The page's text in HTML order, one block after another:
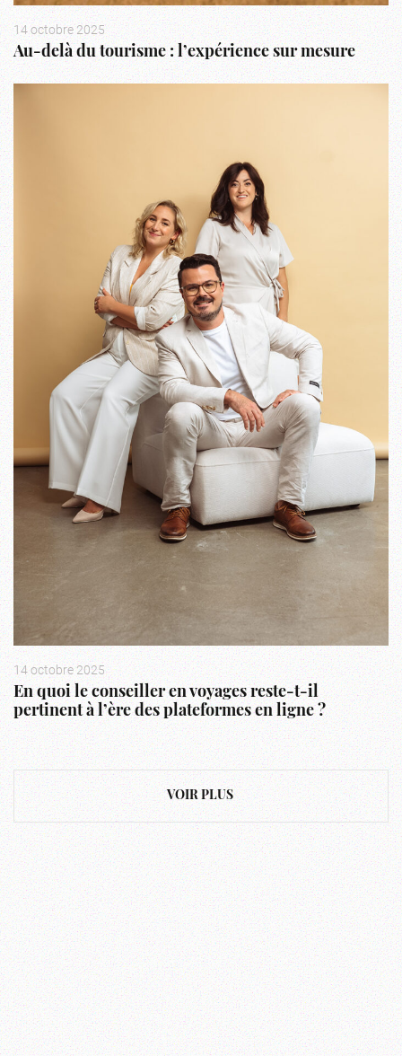
14 octobre 2025
Au-delà du tourisme : l’expérience sur mesure
14 octobre 2025
En quoi le conseiller en voyages reste-t-il
pertinent à l’ère des plateformes en ligne ?
VOIR PLUS